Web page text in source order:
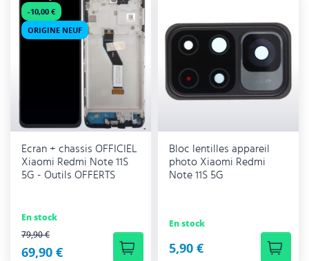
Ecran + chassis OFFICIEL
Xiaomi Redmi Note 11S
5G - Outils OFFERTS
En stock
PRIX RÉGULIER
79,90 €
69,90 €
-10,00 €
ORIGINE NEUF
Bloc lentilles appareil
photo Xiaomi Redmi
Note 11S 5G
En stock
5,90 €